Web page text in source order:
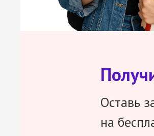
Оставь
на